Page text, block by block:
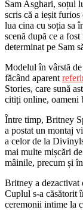
Sam Asghari, soțul
scris că a ieșit furios
lua cina cu soția sa
scenă după ce a
determinat pe Sam
Modelul în vârstă
făcând aparent
Stories, care sună
citiți online, oameni
Între timp, Britney
a postat un montaj
a celor de la
mai multe mișcări
mâinile, precum și
Britney a dezactivat
Cuplul s-a căsătorit
ceremonii intime la